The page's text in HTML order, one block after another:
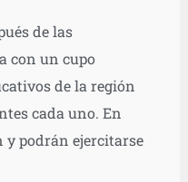
de las
con un cupo
de la región
cada uno. En
podrán ejercitarse